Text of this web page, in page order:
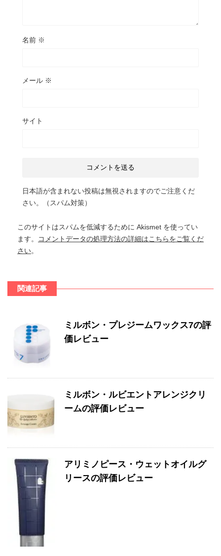
名前 ※
メール ※
サイト
日本語が含まれない投稿は無視されますのでご注意くだ
さい。（スパム対策）
このサイトはスパムを低減するために Akismet を使ってい
ます。
コメントデータの処理方法の詳細はこちらをご覧くだ
さい。
関連記事
ミルボン・プレジームワックス7の評
価レビュー
ミルボン・ルビエントアレンジクリ
ームの評価レビュー
アリミノピース・ウェットオイルグ
リースの評価レビュー